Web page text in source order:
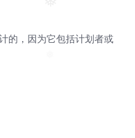
的，因为它包括计划者或